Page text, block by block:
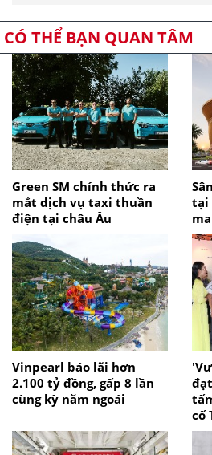
CÓ THỂ BẠN QUAN TÂM
Green SM chính thức ra
mắt dịch vụ taxi thuần
điện tại châu Âu
tại
Vinpearl báo lãi hơn
2.100 tỷ đồng, gấp 8 lần
cùng kỳ năm ngoái
cố